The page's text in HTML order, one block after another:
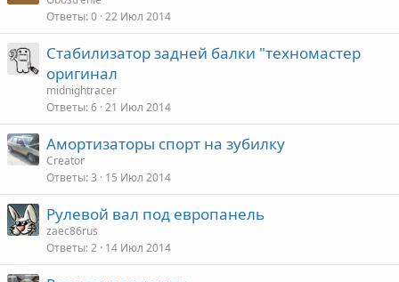
Ответы 0 22 Июл 2014
Стабилизатор задней балки "техномастер
оригинал
midnightracer
Ответы 6 21 Июл 2014
Амортизаторы спорт на зубилку
Creator
Ответы 3 15 Июл 2014
Рулевой вал под европанель
zaec86rus
Ответы 2 14 Июл 2014